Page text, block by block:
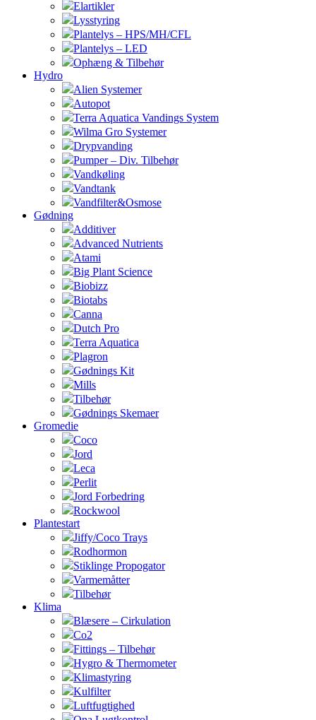
Elartikler
Lysstyring
Plantelys – HPS/MH/CFL
Plantelys – LED
Ophæng & Tilbehør
Hydro
Alien Systemer
Autopot
Terra Aquatica Vandings System
Wilma Gro Systemer
Drypvanding
Pumper – Div. Tilbehør
Vandkøling
Vandtank
Vandfilter&Osmose
Gødning
Additiver
Advanced Nutrients
Atami
Big Plant Science
Biobizz
Biotabs
Canna
Dutch Pro
Terra Aquatica
Plagron
Gødnings Kit
Mills
Tilbehør
Gødnings Skemaer
Gromedie
Coco
Jord
Leca
Perlit
Jord Forbedring
Rockwool
Plantestart
Jiffy/Coco Trays
Rodhormon
Stiklinge Propogator
Varmemåtter
Tilbehør
Klima
Blæsere – Cirkulation
Co2
Fittings – Tilbehør
Hygro & Thermometer
Klimastyring
Kulfilter
Luftfugtighed